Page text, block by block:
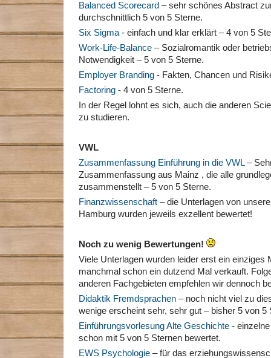
Balanced Scorecard – sehr schönes Abstract
durchschnittlich 5 von 5 Sterne.
Six Sigma - einfach und klar erklärt – 4 von 5
Work-Life-Balance – Sozialromantik oder
Notwendigkeit – 5 von 5 Sterne.
Employer Branding - Fakten, Chancen und
Factoring - 4 von 5 Sterne.
In der Regel lohnt es sich, auch die anderen
zu studieren.
VWL
Zusammenfassung Einführung in die VWL–
Zusammenfassung aus Mainz , die alle
zusammenstellt – 5 von 5 Sterne.
Finanzwissenschaft – die Unterlagen von
Hamburg wurden jeweils exzellent bewertet!
Noch zu wenig Bewertungen!
Viele Unterlagen wurden leider erst ein einziges
manchmal schon ein dutzend Mal verkauft.
anderen Fachgebieten empfehlen wir dennoch
Didaktik Fremdsprachen – noch nicht viel zu
wenige erscheint sehr, sehr gut – bisher 5 von 5
Einführungsvorlesung Alte Geschichte -
schon mit 5 von 5 Sternen bewertet.
EWS Psychologie – für das